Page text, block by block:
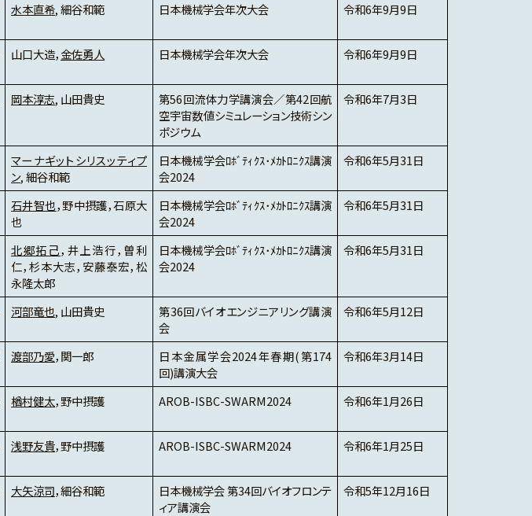
水本直希, 細谷和範 日本機械学会年次大会 令和6年9月9日
山口大造，金佐勇人 日本機械学会年次大会 令和6年9月9日
岡本淳志, 山田貴史
第56回流体力学講演会／第42回航
空宇宙数値シミュレーション技術シン
ポジウム
令和6年7月3日
マーナギットシリスッティプ
ン, 細谷和範
日本機械学会ﾛﾎﾞﾃｨｸｽ･ﾒｶﾄﾛﾆｸｽ講演
会2024
令和6年5月31日
石井智也，野中摂護，石原大
也
日本機械学会ﾛﾎﾞﾃｨｸｽ･ﾒｶﾄﾛﾆｸｽ講演
会2024
令和6年5月31日
北郷拓己，井上浩行，曽利
仁，杉本大志，安藤泰宏，松
永隆太郎
日本機械学会ﾛﾎﾞﾃｨｸｽ･ﾒｶﾄﾛﾆｸｽ講演
会2024
令和6年5月31日
河部竜也, 山田貴史
第36回バイオエンジニアリング講演
会
令和6年5月12日
渡部乃愛，関一郎
日本金属学会2024年春期(第174
回)講演大会
令和6年3月14日
楢村健太，野中摂護 AROB-ISBC-SWARM2024 令和6年1月26日
浅野友貴，野中摂護 AROB-ISBC-SWARM2024 令和6年1月25日
大矢涼司，細谷和範
日本機械学会 第34回バイオフロンテ
ィア講演会
令和5年12月16日